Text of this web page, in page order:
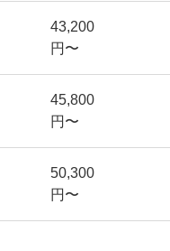
43,200
円〜
45,800
円〜
50,300
円〜